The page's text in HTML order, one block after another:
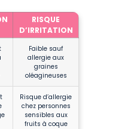
RISQUE
D’IRRITATION
Faible sauf
allergie aux
graines
oléagineuses
Risque d’allergie
chez personnes
sensibles aux
fruits à coque